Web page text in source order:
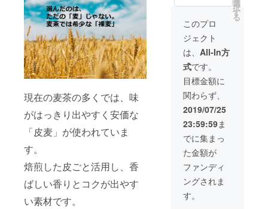
現在の麦茶の多くでは、味
がはっきり出やすく安価な
「皮麦」が使われていま
す。
焙煎した皮ごと活用し、香
ばしい香りとコクが出やす
い素材です。
麦茶２
点 （仕
様：1商
品当た
り定価
￥1,280
・15P
入り）
選
択
す
る
このプロ
ジェクト
は、 All-In方
式です。
目標金額に
関わらず、
2019/07/25
23:59:59ま
でに集まっ
た金額が
ファンディ
ングされま
す。